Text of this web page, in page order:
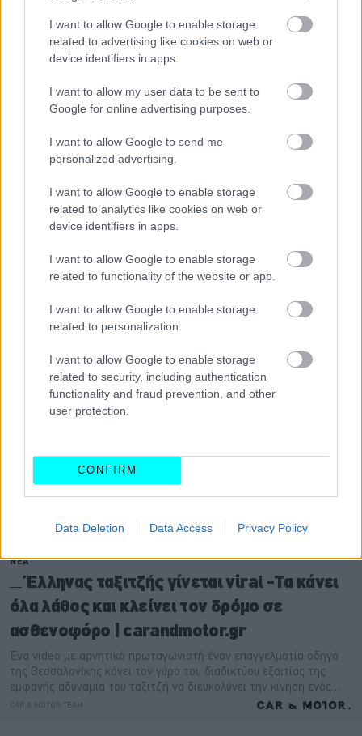
I want to allow Google to enable storage
related to advertising like cookies on web or
device identifiers in apps.
I want to allow my user data to be sent to
Google for online advertising purposes.
I want to allow Google to send me
personalized advertising.
I want to allow Google to enable storage
related to analytics like cookies on web or
device identifiers in apps.
I want to allow Google to enable storage
related to functionality of the website or app.
I want to allow Google to enable storage
related to personalization.
I want to allow Google to enable storage
related to security, including authentication
functionality and fraud prevention, and other
user protection.
CONFIRM
Data Deletion Data Access Privacy Policy
Η πρωτοβουλία των κατοίκων αναδεικνύει την ανάγκη
εξεύρεση δημιουργικών λύσεων για την
περιοχές όπου η αστυνομική παρουσία είναι
Ο «αστυνομικός» Ζένεκ, αν και απλό ομοίωμα, αποτελεί
μια υπενθύμιση ότι η τήρηση των ορίων ταχύτητας είναι
απαραίτητη για την προστασία όλων των χρηστών του
δρόμου.
Διαβάστε επίσης